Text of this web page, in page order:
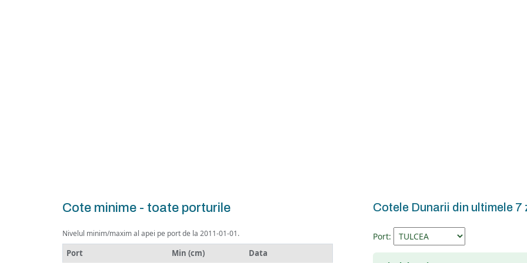
Cote minime - toate porturile
Nivelul minim/maxim al apei pe port de la 2011-01-01.
Port Min (cm) Data
Cotele Dunarii din ultimele 7
Port: